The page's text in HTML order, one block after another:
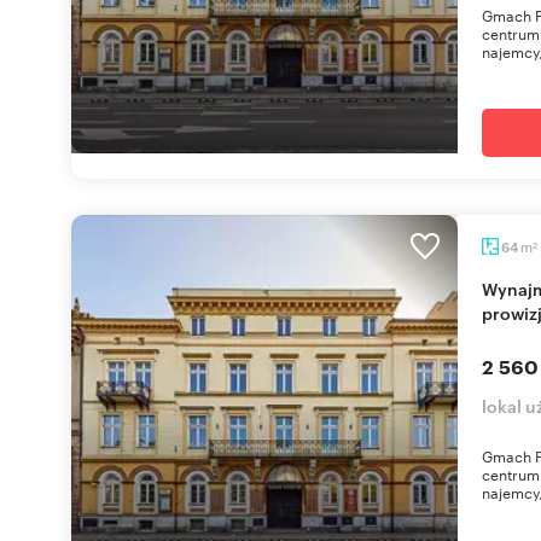
Gmach
64 m2
Wynajmę biuro 64 m² w centrum Wrocławia, bez
2 560
lokal
Gmach